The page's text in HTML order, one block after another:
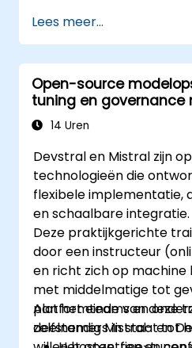
Lees meer...
Open-source
tuning en governance
Mistral-modellen
14 Uren
Devstral en Mistral zijn
technologieën die
flexibele implementatie,
en schaalbare integratie.
Deze praktijkgerichte
door een instructeur
en richt zich op
met middelmatige tot
platformteams en
zelfstandig Mistral- en
Aan het einde van deze
deelnemers in staat tot